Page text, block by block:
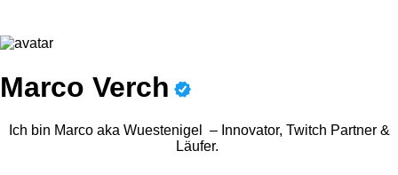
Marco Verch
Ich bin Marco aka Wuestenigel – Innovator, Twitch Partner &
Läufer.